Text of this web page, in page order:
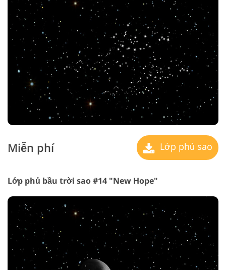
Miễn phí Lớp phủ sao
Lớp phủ bầu trời sao #14 "New Hope"